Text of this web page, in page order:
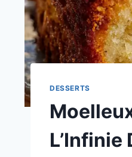
DESSERTS
L’Infinie